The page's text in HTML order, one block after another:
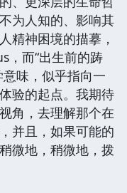
为人知的、影响其
精神困境的描摹，
，而“出生前的踌
味，似乎指向一
验的起点。我期待
角，去理解那个在
并且，如果可能的
微地，稍微地，拨